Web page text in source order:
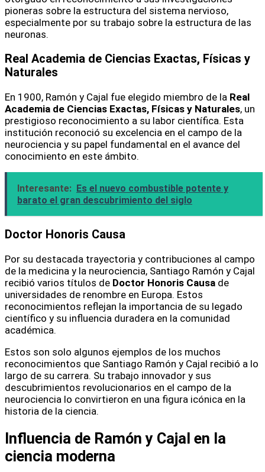
pioneras sobre la estructura del sistema nervioso,
especialmente por su trabajo sobre la estructura de las
neuronas.
Real Academia de Ciencias Exactas, Físicas y
Naturales
En 1900, Ramón y Cajal fue elegido miembro de la Real
Academia de Ciencias Exactas, Físicas y Naturales, un
prestigioso reconocimiento a su labor científica. Esta
institución reconoció su excelencia en el campo de la
neurociencia y su papel fundamental en el avance del
conocimiento en este ámbito.
Interesante: Es el nuevo combustible potente y
barato el gran descubrimiento del siglo
Doctor Honoris Causa
Por su destacada trayectoria y contribuciones al campo
de la medicina y la neurociencia, Santiago Ramón y Cajal
recibió varios títulos de Doctor Honoris Causa de
universidades de renombre en Europa. Estos
reconocimientos reflejan la importancia de su legado
científico y su influencia duradera en la comunidad
académica.
Estos son solo algunos ejemplos de los muchos
reconocimientos que Santiago Ramón y Cajal recibió a lo
largo de su carrera. Su trabajo innovador y sus
descubrimientos revolucionarios en el campo de la
neurociencia lo convirtieron en una figura icónica en la
historia de la ciencia.
Influencia de Ramón y Cajal en la
ciencia moderna